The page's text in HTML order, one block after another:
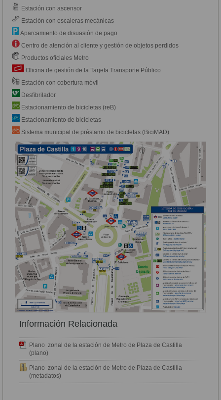
Estación con ascensor
Estación con escaleras mecánicas
Aparcamiento de disuasión de pago
Centro de atención al cliente y gestión de objetos perdidos
Productos oficiales Metro
Oficina de gestión de la Tarjeta Transporte Público
Estación con cobertura móvil
Desfibrilador
Estacionamiento de bicicletas (reB)
Estacionamiento de bicicletas
Sistema municipal de préstamo de bicicletas (BiciMAD)
Información Relacionada
Plano zonal de la estación de Metro de Plaza de Castilla
(plano)
Plano zonal de la estación de Metro de Plaza de Castilla
(metadatos)